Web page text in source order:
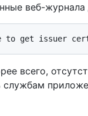
веб-
всего,